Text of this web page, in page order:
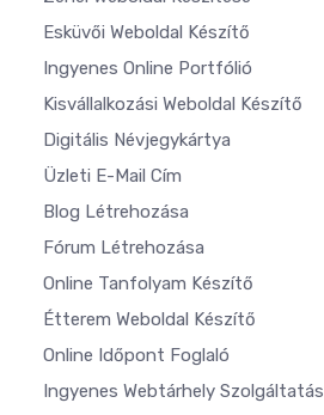
Esküvői Weboldal Készítő
Ingyenes Online Portfólió
Kisvállalkozási Weboldal Készítő
Digitális Névjegykártya
Üzleti E-Mail Cím
Blog Létrehozása
Fórum Létrehozása
Online Tanfolyam Készítő
Étterem Weboldal Készítő
Online Időpont Foglaló
Ingyenes Webtárhely Szolgáltatás